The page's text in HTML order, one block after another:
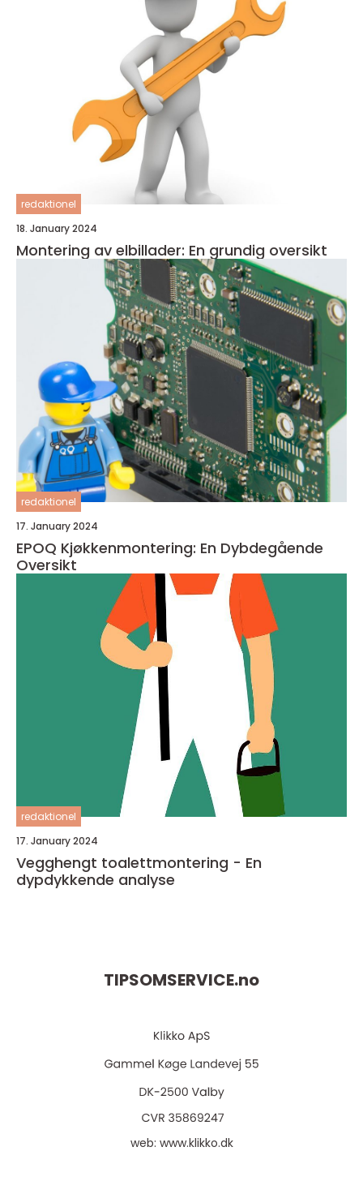
redaktionel
18. January 2024
Montering av elbillader: En grundig oversikt
redaktionel
17. January 2024
EPOQ Kjøkkenmontering: En Dybdegående
Oversikt
redaktionel
17. January 2024
Vegghengt toalettmontering - En
dypdykkende analyse
TIPSOMSERVICE.no
web: www.klikko.dk